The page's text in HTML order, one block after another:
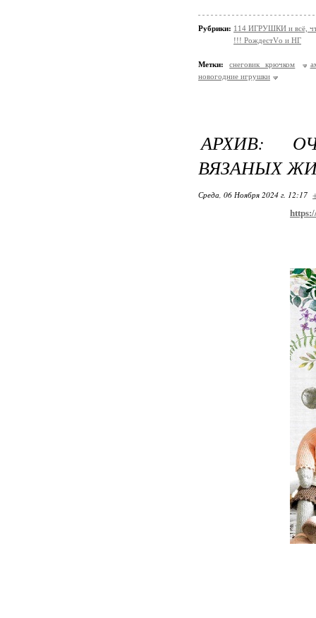
Рубрики: 114 ИГРУШКИ и всё,
!!! РождестVо и НГ
Метки: снеговик крючком
новогодние игрушки
АРХИВ:
ВЯЗАНЫХ
Среда, 06 Ноября 2024 г. 12:17